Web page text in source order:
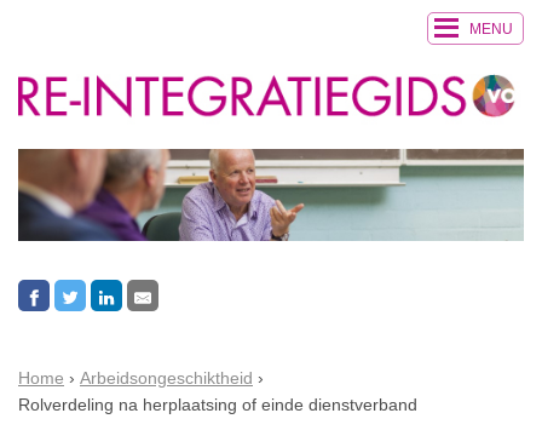
MENU
Home
Arbeidsongeschiktheid
Rolverdeling na herplaatsing of einde dienstverband